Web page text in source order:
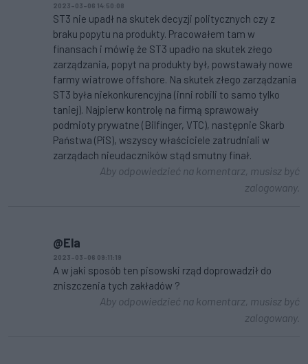
2023-03-06 14:50:08
ST3 nie upadł na skutek decyzji politycznych czy z
braku popytu na produkty. Pracowałem tam w
finansach i mówię że ST3 upadło na skutek złego
zarządzania, popyt na produkty był, powstawały nowe
farmy wiatrowe offshore. Na skutek złego zarządzania
ST3 była niekonkurencyjna (inni robili to samo tylko
taniej). Najpierw kontrolę na firmą sprawowały
podmioty prywatne (Bilfinger, VTC), następnie Skarb
Państwa (PiS), wszyscy właściciele zatrudniali w
zarządach nieudaczników stąd smutny finał.
Aby odpowiedzieć na komentarz, musisz być
zalogowany.
@Ela
2023-03-06 09:11:19
A w jaki sposób ten pisowski rząd doprowadził do
zniszczenia tych zakładów ?
Aby odpowiedzieć na komentarz, musisz być
zalogowany.